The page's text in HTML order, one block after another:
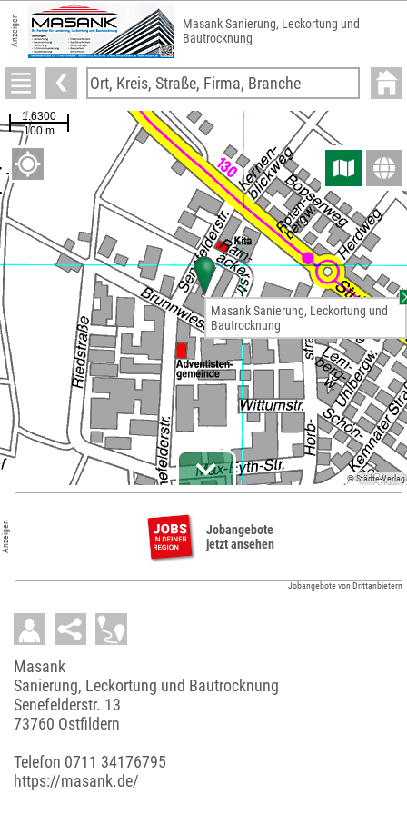
Anzeigen
Masank Sanierung, Leckortung und
Bautrocknung
© Städte-Verlag
Masank Sanierung, Leckortung und
Bautrocknung
Anzeigen
Jobangebote
jetzt ansehen
Jobangebote von Drittanbietern
Masank
Sanierung, Leckortung und Bautrocknung
Senefelderstr. 13
73760 Ostfildern
Telefon 0711 34176795
https://masank.de/